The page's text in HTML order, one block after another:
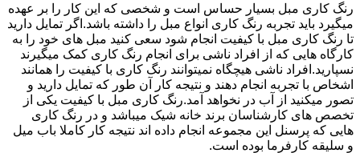
رنگ کاری مبل بسیار حساس است و شخصی که این کار را بر عهده
میگیرد باید تجربه رنگ کاری انواع مبل را داشته باشد.اگر تمایل دارید
تا رنگ کاری مبل با کیفیت انجام شود سعی کنید مبل های خود را به
کارگاه هایی که از افراد ناشی برای انجام رنگ کاری کمک میگیرند
نسپارید.افراد ناشی هیچگاه نمیتوانند رنگ کاری با کیفیت را همانند
اشخاص با تجربه انجام دهند و نتیجه کار آن طور که تمایل دارید و
تصور میکنید از آب در نخواهد آمد.رنگ کاری مبل با کیفیت یکی از
تخصص های کارشناسان برند خانه شیک میباشد و در رنگ کاری
هایی که پرسنل این مجموعه انجام داده اند نتیجه کار کاملا باب میل
و سلیقه کارفرما بوده است.